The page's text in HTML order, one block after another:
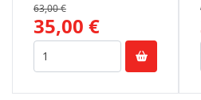
35,00 €
63,00 €